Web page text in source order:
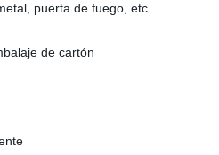
puerta de fuego, etc.
de cartón